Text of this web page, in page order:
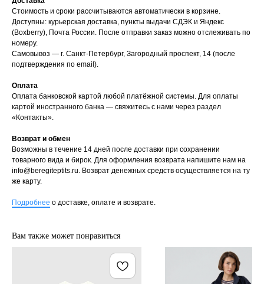
Стоимость и сроки рассчитываются автоматически в корзине.
Доступны: курьерская доставка, пункты выдачи СДЭК и Яндекс
(Boxberry), Почта России. После отправки заказ можно отслеживать по
номеру.
Самовывоз — г. Санкт-Петербург, Загородный проспект, 14 (после
подтверждения по email).
Оплата
Оплата банковской картой любой платёжной системы. Для оплаты
картой иностранного банка — свяжитесь с нами через раздел
«Контакты».
Возврат и обмен
Возможны в течение 14 дней после доставки при сохранении
товарного вида и бирок. Для оформления возврата напишите нам на
info@beregiteptits.ru. Возврат денежных средств осуществляется на ту
же карту.
Подробнее о доставке, оплате и возврате.
Вам также может понравиться